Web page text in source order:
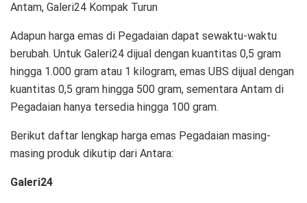
Antam, Galeri24 Kompak Turun
Adapun harga emas di Pegadaian dapat sewaktu-waktu
berubah. Untuk Galeri24 dijual dengan kuantitas 0,5 gram
hingga 1.000 gram atau 1 kilogram, emas UBS dijual dengan
kuantitas 0,5 gram hingga 500 gram, sementara Antam di
Pegadaian hanya tersedia hingga 100 gram.
Berikut daftar lengkap harga emas Pegadaian masing-
masing produk dikutip dari Antara:
Galeri24